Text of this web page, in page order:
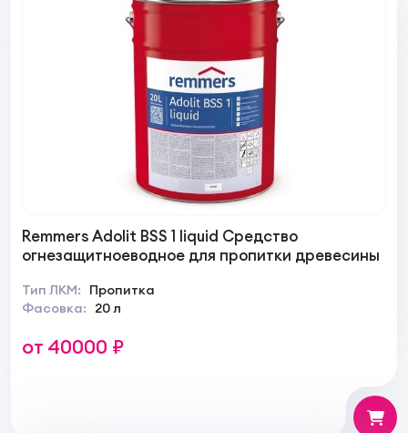
Remmers Adolit BSS 1 liquid Средство
огнезащитноеводное для пропитки древесины
Тип ЛКМ:
Пропитка
Фасовка:
20 л
от 40000 ₽